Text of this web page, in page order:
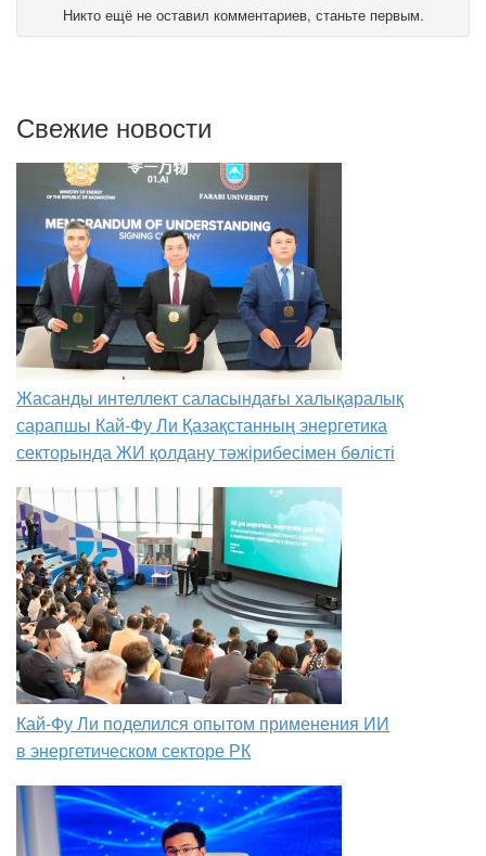
Никто ещё не оставил комментариев, станьте первым.
Свежие новости
Жасанды интеллект саласындағы халықаралық
сарапшы Кай-Фу Ли Қазақстанның энергетика
секторында ЖИ қолдану тәжірибесімен бөлісті
Кай-Фу Ли поделился опытом применения ИИ
в энергетическом секторе РК